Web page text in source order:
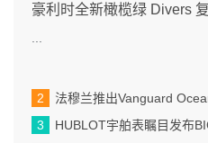
豪利时全新橄榄绿 Divers
法穆兰推出Vanguard
HUBLOT宇舶表瞩目发布